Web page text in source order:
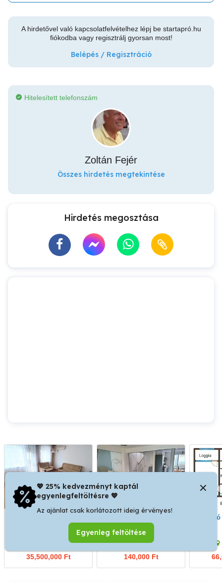
A hirdetővel való kapcsolatfelvételhez lépj be startapró.hu
fiókodba vagy regisztrálj gyorsan most!
Belépés / Regisztráció
Hitelesített telefonszám
Zoltán Fejér
Összes hirdetés megtekintése
Hirdetés megosztása
utcában 64 m2 lakás
tulajdonostól eladó
35,500,000 Ft
nappali bérbe
III. kerület
140,000 Ft
💖 25% kedvezményt kaptál
egyenlegfeltöltésre 💖
Az ajánlat csak korlátozott ideig érvényes!
Egyenleg feltöltése